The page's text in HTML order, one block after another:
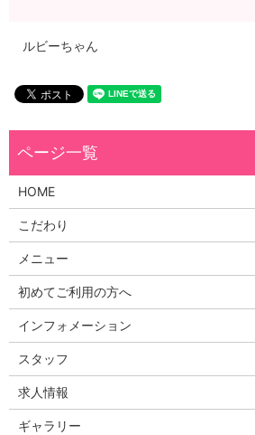
ルビーちゃん
HOME
こだわり
メニュー
初めてご利用の方へ
インフォメーション
スタッフ
求人情報
ギャラリー